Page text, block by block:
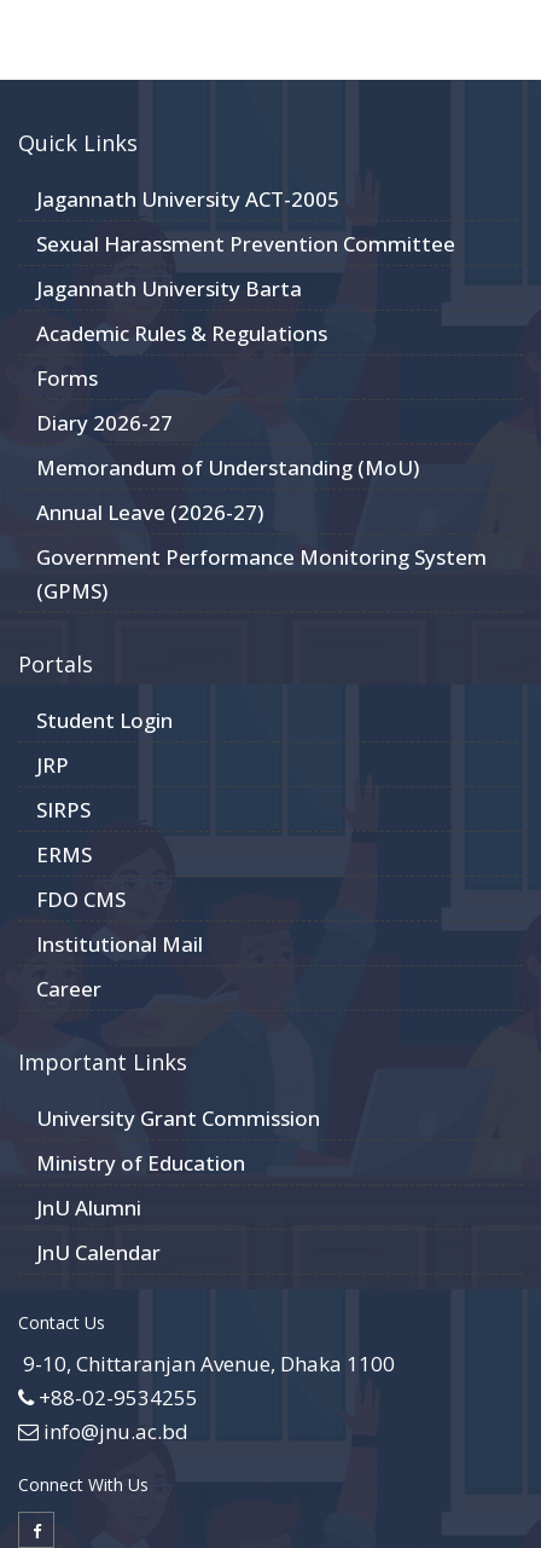
Quick Links
Jagannath University ACT-2005
Sexual Harassment Prevention Committee
Jagannath University Barta
Academic Rules & Regulations
Forms
Diary 2026-27
Memorandum of Understanding (MoU)
Annual Leave (2026-27)
Government Performance Monitoring System
(GPMS)
Portals
Student Login
JRP
SIRPS
ERMS
FDO CMS
Institutional Mail
Career
Important Links
University Grant Commission
Ministry of Education
JnU Alumni
JnU Calendar
Contact Us
9-10, Chittaranjan Avenue, Dhaka 1100
+88-02-9534255
info@jnu.ac.bd
Connect With Us